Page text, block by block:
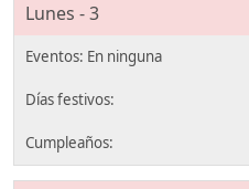
Lunes - 3